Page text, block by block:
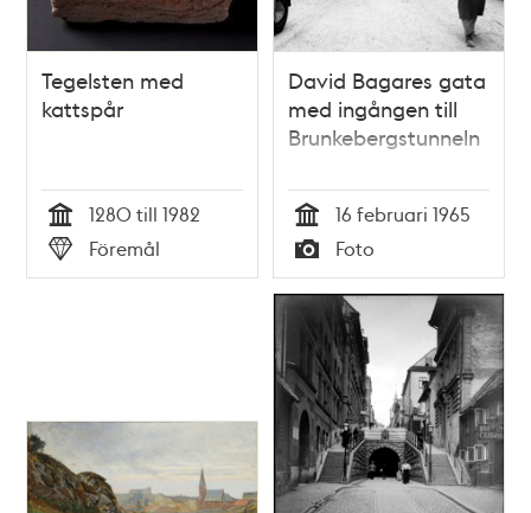
Tegelsten med
kattspår
Tid
1280 till 1982
Typ
Föremål
David Bagares gata
med ingången till
Brunkebergstunneln
Tid
16 februari 1965
Typ
Foto